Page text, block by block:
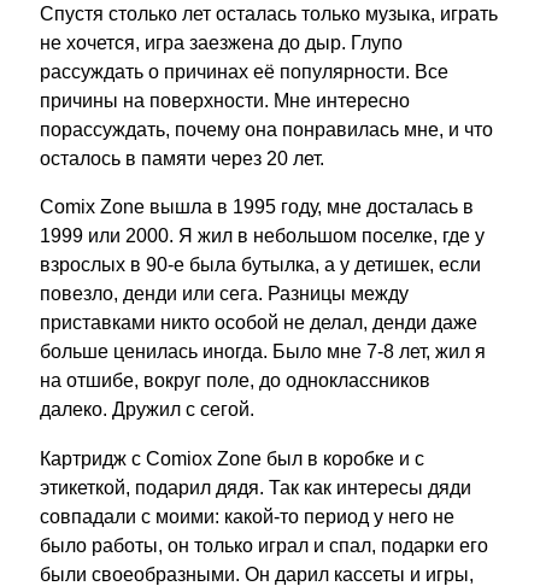
Спустя столько лет осталась только музыка, играть
не хочется, игра заезжена до дыр. Глупо
рассуждать о причинах её популярности. Все
причины на поверхности. Мне интересно
порассуждать, почему она понравилась мне, и что
осталось в памяти через 20 лет.
Comix Zone вышла в 1995 году, мне досталась в
1999 или 2000. Я жил в небольшом поселке, где у
взрослых в 90-е была бутылка, а у детишек, если
повезло, денди или сега. Разницы между
приставками никто особой не делал, денди даже
больше ценилась иногда. Было мне 7-8 лет, жил я
на отшибе, вокруг поле, до одноклассников
далеко. Дружил с сегой.
Картридж с Comiox Zone был в коробке и с
этикеткой, подарил дядя. Так как интересы дяди
совпадали с моими: какой-то период у него не
было работы, он только играл и спал, подарки его
были своеобразными. Он дарил кассеты и игры,